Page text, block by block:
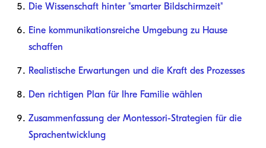
Die Wissenschaft hinter "smarter Bildschirmzeit"
Eine kommunikationsreiche Umgebung zu Hause
schaffen
Realistische Erwartungen und die Kraft des Prozesses
Den richtigen Plan für Ihre Familie wählen
Zusammenfassung der Montessori-Strategien für die
Sprachentwicklung